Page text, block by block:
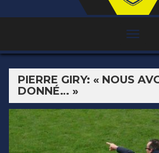
PIERRE GIRY: « NOUS
DONNÉ… »